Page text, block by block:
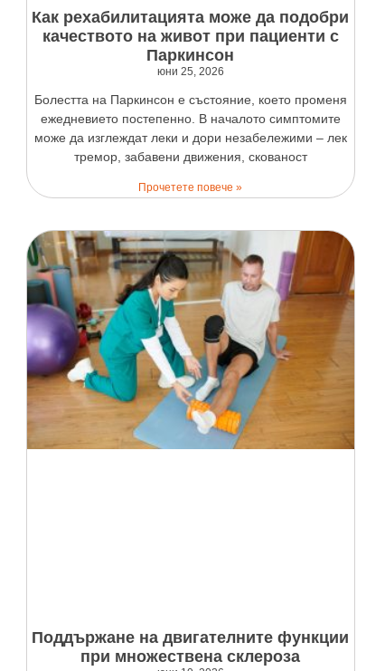
Как рехабилитацията може да подобри
качеството на живот при пациенти с
Паркинсон
юни 25, 2026
Болестта на Паркинсон е състояние, което променя
ежедневието постепенно. В началото симптомите
може да изглеждат леки и дори незабележими – лек
тремор, забавени движения, скованост
Прочетете повече »
Поддържане на двигателните функции
при множествена склероза